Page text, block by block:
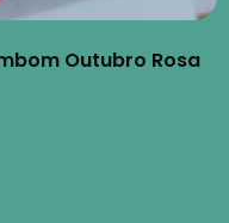
Outubro Rosa